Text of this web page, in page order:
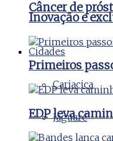
Câncer de
Cidades
Cariacica
Jaguaré
Inovação e
Primeiros
EDP leva